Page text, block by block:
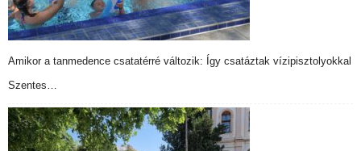
Amikor a tanmedence csatatérré változik: Így csatáztak vízipisztolyokkal
Szentes…